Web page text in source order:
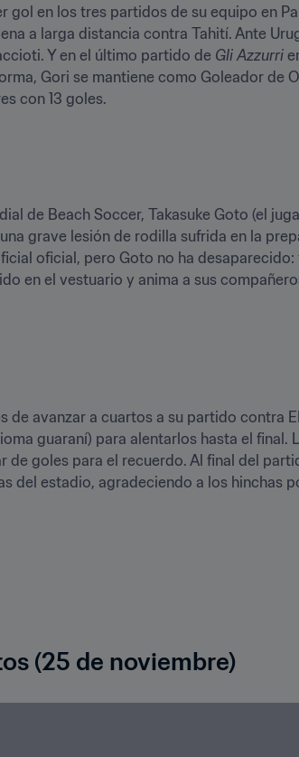
en los tres partidos de su equipo en
a larga distancia contra Tahití. Ante
Y en el último partido de Gli Azzurri
Gori se mantiene como Goleador de
con 13 goles.
de Beach Soccer, Takasuke Goto (el
grave lesión de rodilla sufrida en la
oficial, pero Goto no ha
en el vestuario y anima a sus
de avanzar a cuartos a su partido contra
guaraní) para alentarlos hasta el final.
goles para el recuerdo. Al final del
del estadio, agradeciendo a los hinchas
(25 de noviembre)